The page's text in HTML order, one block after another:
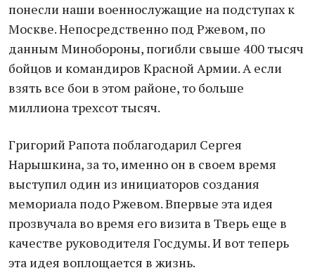
понесли наши военнослужащие на подступах к
Москве. Непосредственно под Ржевом, по
данным Минобороны, погибли свыше 400 тысяч
бойцов и командиров Красной Армии. А если
взять все бои в этом районе, то больше
миллиона трехсот тысяч.
Григорий Рапота поблагодарил Сергея
Нарышкина, за то, именно он в своем время
выступил один из инициаторов создания
мемориала подо Ржевом. Впервые эта идея
прозвучала во время его визита в Тверь еще в
качестве руководителя Госдумы. И вот теперь
эта идея воплощается в жизнь.